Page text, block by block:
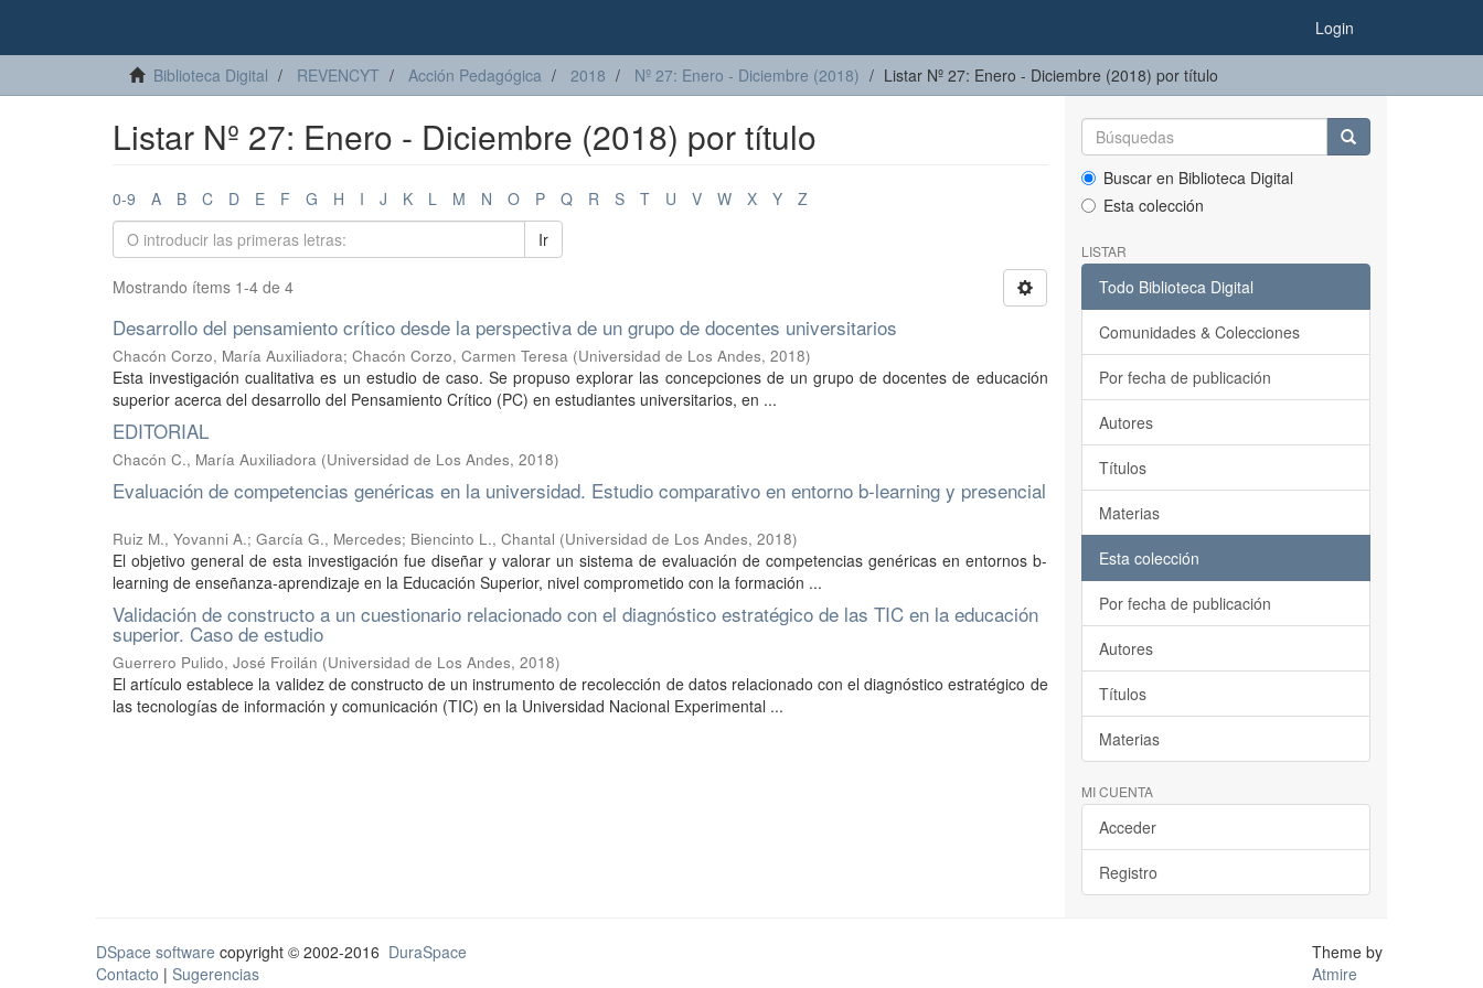
Login
Biblioteca Digital REVENCYT Acción Pedagógica 2018 Nº 27: Enero - Diciembre (2018) Listar Nº 27: Enero - Diciembre (2018) por título
Listar Nº 27: Enero - Diciembre (2018) por título
0-9 A B C D E F G H I J K L M N O P Q R S T U V W X Y
Z
Ir
Mostrando ítems 1-4 de 4
Desarrollo del pensamiento crítico desde la perspectiva de un grupo de docentes universitarios
Chacón Corzo, María Auxiliadora; Chacón Corzo, Carmen Teresa (Universidad de Los Andes, 2018)
Esta investigación cualitativa es un estudio de caso. Se propuso explorar las concepciones de un grupo de docentes de educación
superior acerca del desarrollo del Pensamiento Crítico (PC) en estudiantes universitarios, en ...
EDITORIAL
Chacón C., María Auxiliadora (Universidad de Los Andes, 2018)
Evaluación de competencias genéricas en la universidad. Estudio comparativo en entorno b-learning y presencial
Ruiz M., Yovanni A.; García G., Mercedes; Biencinto L., Chantal (Universidad de Los Andes, 2018)
El objetivo general de esta investigación fue diseñar y valorar un sistema de evaluación de competencias genéricas en entornos b-
learning de enseñanza-aprendizaje en la Educación Superior, nivel comprometido con la formación ...
Validación de constructo a un cuestionario relacionado con el diagnóstico estratégico de las TIC en la educación
superior. Caso de estudio
Guerrero Pulido, José Froilán (Universidad de Los Andes, 2018)
El artículo establece la validez de constructo de un instrumento de recolección de datos relacionado con el diagnóstico estratégico de
las tecnologías de información y comunicación (TIC) en la Universidad Nacional Experimental ...
Buscar en Biblioteca Digital
Esta colección
LISTAR
Todo Biblioteca Digital
Comunidades & Colecciones
Por fecha de publicación
Autores
Títulos
Materias
Esta colección
Por fecha de publicación
Autores
Títulos
Materias
MI CUENTA
Acceder
Registro
DSpace software copyright © 2002-2016 DuraSpace
Contacto | Sugerencias
Theme by
Atmire